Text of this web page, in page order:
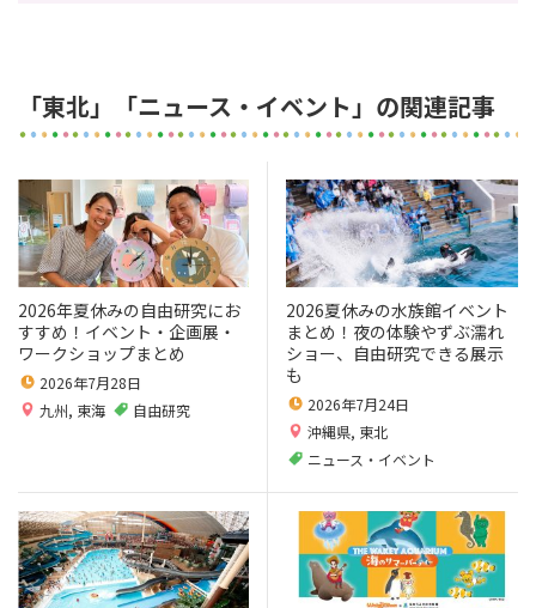
「東北」「ニュース・イベント」の関連記事
2026年夏休みの自由研究にお
すすめ！イベント・企画展・
ワークショップまとめ
2026年7月28日
九州, 東海 自由研究
2026夏休みの水族館イベント
まとめ！夜の体験やずぶ濡れ
ショー、自由研究できる展示
も
2026年7月24日
沖縄県, 東北
ニュース・イベント